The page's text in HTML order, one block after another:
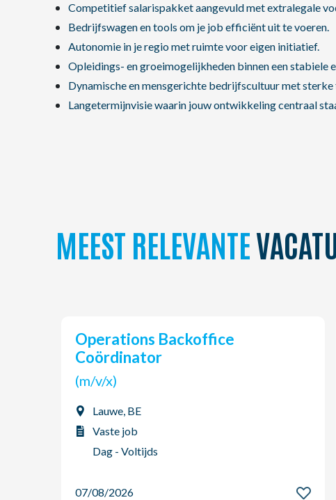
Competitief salarispakket aangevuld met extralegale
Bedrijfswagen en tools om je job efficiënt uit te voeren.
Autonomie in je regio met ruimte voor eigen initiatief.
Opleidings- en groeimogelijkheden binnen een stabiele
Dynamische en mensgerichte bedrijfscultuur met
Langetermijnvisie waarin jouw ontwikkeling centraal
MEEST RELEVANTE
Operations Backoffice
Coördinator
(m/v/x)
Lauwe, BE
Vaste job
Dag - Voltijds
07/08/2026